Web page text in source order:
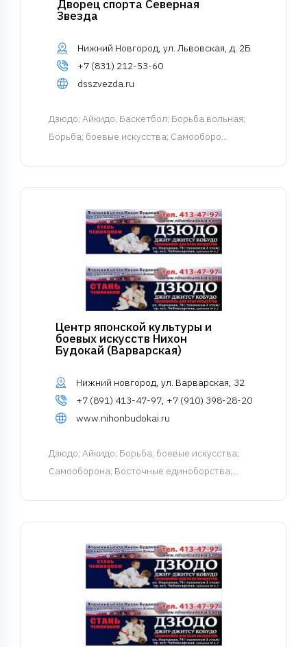
Дворец спорта Северная
Звезда
Нижний Новгород, ул. Львовская, д. 2Б
+7 (831) 212-53-60
dsszvezda.ru
Дзюдо; Айкидо; Баскетбол; Борьба вольная;
Борьба; боевые искусства; Самооборо...
Центр японской культуры и
боевых искусств Нихон
Будокай (Варварская)
Нижний новгород, ул. Варварская, 32
+7 (891) 413-47-97, +7 (910) 398-28-20
www.nihonbudokai.ru
Дзюдо; Айкидо; Борьба; боевые искусства;
Самооборона; Восточные единоборства;...